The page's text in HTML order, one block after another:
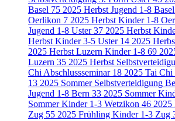
Basel 75 2025 Herbst Jugend 1-8 Basel
Oerlikon 7 2025 Herbst Kinder 1-8
Jugend 1-8 Uster37 2025 Herbst
Herbst Kinder 3-5 Uster 14 2025
2025 Herbst Luzern Kinder 1-8 69
Luzern 35 2025 Herbst
Chi Abschlussseminar 18 2025 Tai Chi
13 2025 Sommer Selbstverteidigung
Jugend 1-8 Bern 33 2025 Sommer
Sommer Kinder 1-3 Wetzikon 46 2025
Zug 55 2025 Frühling Kinder 1-3 Zug